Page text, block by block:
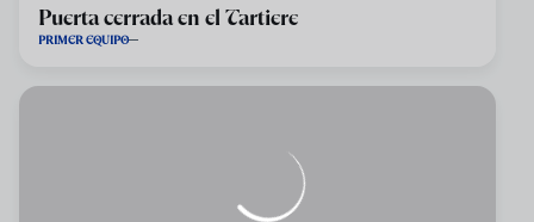
Puerta cerrada en el Tartiere
PRIMER EQUIPO